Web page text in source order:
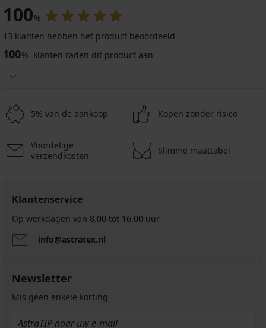
100%
13 klanten hebben het product beoordeeld
100% klanten raden dit product aan
5% van de aankoop Kopen zonder risico
Voordelige
verzendkosten
Slimme maattabel
Klantenservice
Op werkdagen van 8.00 tot 16.00 uur
info@astratex.nl
Newsletter
Mis geen enkele korting